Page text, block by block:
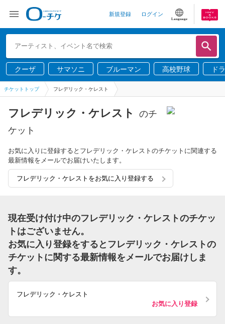
新規登録 ログイン
Language
クーザ サマソニ ブルーマン 高校野球 ド
チケットトップ フレデリック・ケレスト
フレデリック・ケレスト
のチ
ケット
お気に入りに登録するとフレデリック・ケレストのチケットに関連する
最新情報をメールでお届けいたします。
フレデリック・ケレストをお気に入り登録する
現在受け付け中のフレデリック・ケレストのチケッ
トはございません。
お気に入り登録をするとフレデリック・ケレストの
チケットに関する最新情報をメールでお届けしま
す。
フレデリック・ケレスト
お気に入り登録